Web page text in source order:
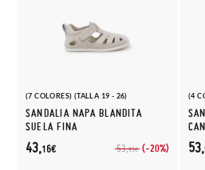
(7 COLORES) (TALLA 19 - 26)
SANDALIA NAPA BLANDITA
SUELA FINA
53,95€ (-20%)
43,16€
(4
53,